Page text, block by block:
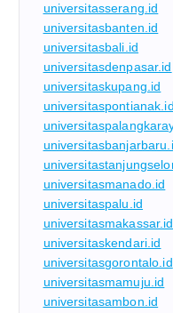
universitasserang.id
universitasbanten.id
universitasbali.id
universitasdenpasar.id
universitaskupang.id
universitaspontianak.id
universitasmanado.id
universitaspalu.id
universitasmakassar.id
universitaskendari.id
universitasgorontalo.id
universitasmamuju.id
universitasambon.id